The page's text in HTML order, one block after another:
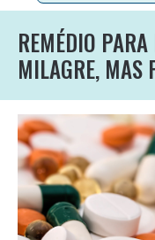
REMÉDIO
MILAGRE, MAS